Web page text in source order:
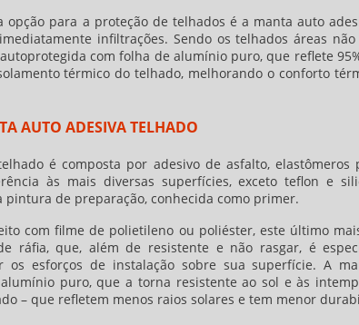
opção para a proteção de telhados é a manta auto
infiltrações. Sendo os telhados áreas
com folha de alumínio puro, que reflete
térmico do telhado, melhorando o conforto
AUTO ADESIVA TELHADO
é composta por adesivo de asfalto, elastômeros
às mais diversas superfícies, exceto teflon e
de preparação, conhecida como primer.
com filme de polietileno ou poliéster, este último
ráfia, que, além de resistente e não rasgar, é
os esforços de instalação sobre sua superfície. A
puro, que a torna resistente ao sol e às
– que refletem menos raios solares e tem menor